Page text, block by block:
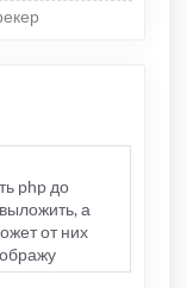
php до
а
от них